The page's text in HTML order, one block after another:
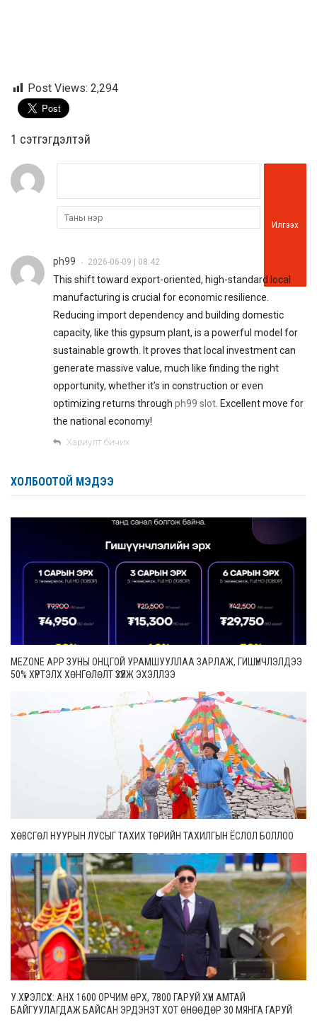
Post Views: 2,294
1 сэтгэгдэлтэй
Илгээх
ph99 • 2026-06-09 | 08:42
This shift toward export-oriented, high-standard local
manufacturing is crucial for economic resilience.
Reducing import dependency and building domestic
capacity, like this gypsum plant, is a powerful model for
sustainable growth. It proves that local investment can
generate massive value, much like finding the right
opportunity, whether it’s in construction or even
optimizing returns through ph99 slot . Excellent move for
the national economy!
Хариулт бичих
ХОЛБООТОЙ МЭДЭЭ
MEZONE APP ЗУНЫ ОНЦГОЙ УРАМШУУЛЛАА ЗАРЛАЖ, ГИШҮҮНЧЛЭЛДЭЭ
50% ХҮРТЭЛХ ХӨНГӨЛӨЛТ ҮЗҮҮЛЖ ЭХЭЛЛЭЭ
ХӨВСГӨЛ НУУРЫН ЛУСЫГ ТАХИХ ТӨРИЙН ТАХИЛГЫН ЁСЛОЛ БОЛЛОО
У.ХҮРЭЛСҮХ: АНХ 1600 ОРЧИМ ӨРХ, 7800 ГАРУЙ ХҮН АМТАЙ
БАЙГУУЛАГДАЖ БАЙСАН ЭРДЭНЭТ ХОТ ӨНӨӨДӨР 30 МЯНГА ГАРУЙ